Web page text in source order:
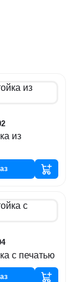
из
с печатью